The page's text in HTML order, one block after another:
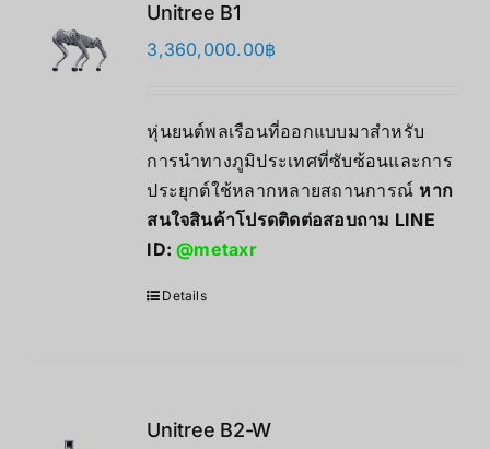
Unitree B1
3,360,000.00฿
หุ่นยนต์พลเรือนที่ออกแบบมาสำหรับ
การนำทางภูมิประเทศที่ซับซ้อนและการ
ประยุกต์ใช้หลากหลายสถานการณ์ หาก
สนใจสินค้าโปรดติดต่อสอบถาม LINE
ID:@metaxr
Details
Unitree B2-W